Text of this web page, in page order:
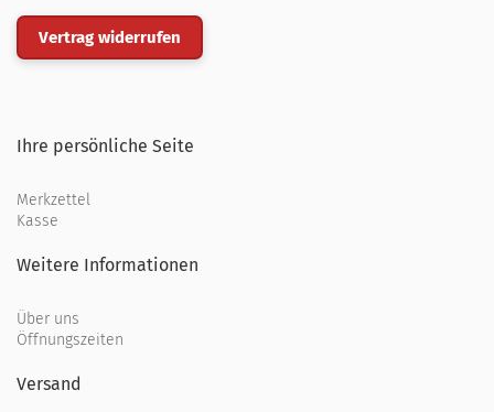
Vertrag widerrufen
Ihre persönliche Seite
Merkzettel
Kasse
Weitere Informationen
Über uns
Öffnungszeiten
Versand